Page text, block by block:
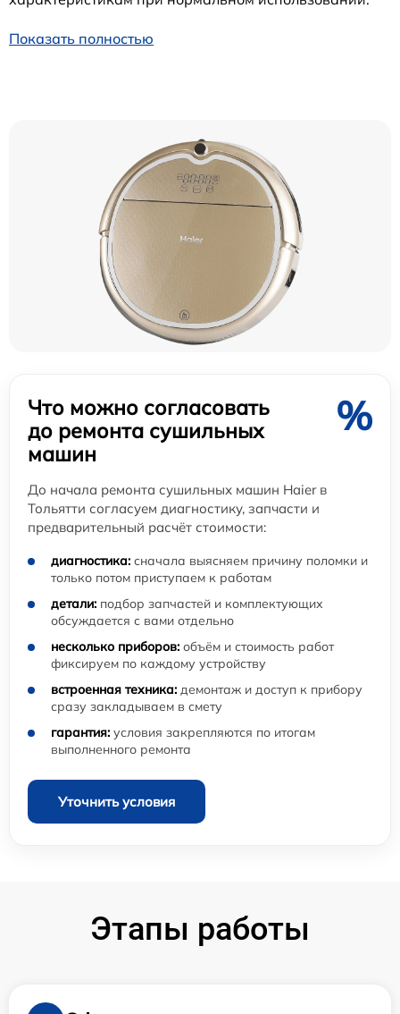
Показать полностью
Что можно согласовать
до ремонта сушильных
машин
%
До начала ремонта сушильных машин Haier в
Тольятти согласуем диагностику, запчасти и
предварительный расчёт стоимости:
диагностика: сначала выясняем причину поломки и
только потом приступаем к работам
детали: подбор запчастей и комплектующих
обсуждается с вами отдельно
несколько приборов: объём и стоимость работ
фиксируем по каждому устройству
встроенная техника: демонтаж и доступ к прибору
сразу закладываем в смету
гарантия: условия закрепляются по итогам
выполненного ремонта
Уточнить условия
Этапы работы